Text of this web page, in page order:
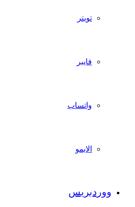
تويتر
فايبر
واتساب
الايمو
ووردبريس